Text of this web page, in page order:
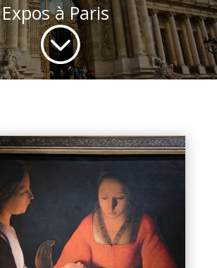
Expos à Paris
;